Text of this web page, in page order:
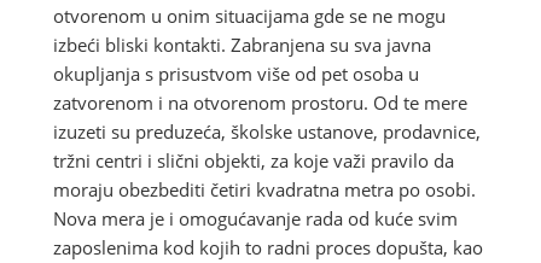
otvorenom u onim situacijama gde se ne mogu
izbeći bliski kontakti. Zabranjena su sva javna
okupljanja s prisustvom više od pet osoba u
zatvorenom i na otvorenom prostoru. Od te mere
izuzeti su preduzeća, školske ustanove, prodavnice,
tržni centri i slični objekti, za koje važi pravilo da
moraju obezbediti četiri kvadratna metra po osobi.
Nova mera je i omogućavanje rada od kuće svim
zaposlenima kod kojih to radni proces dopušta, kao